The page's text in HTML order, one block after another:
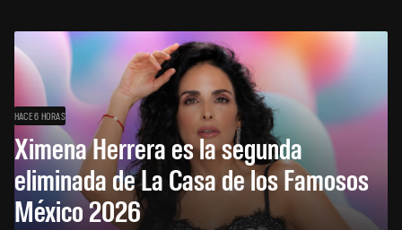
HACE 6 HORAS
Ximena Herrera es la segunda
eliminada de La Casa de los Famosos
México 2026